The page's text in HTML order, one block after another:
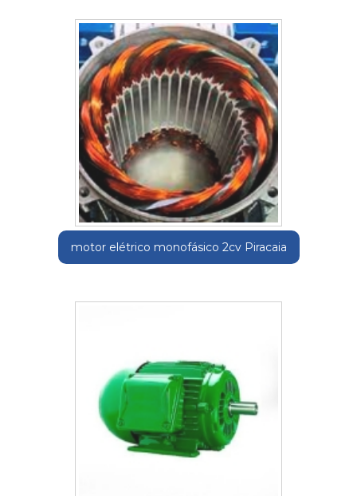
motor elétrico monofásico 2cv Piracaia